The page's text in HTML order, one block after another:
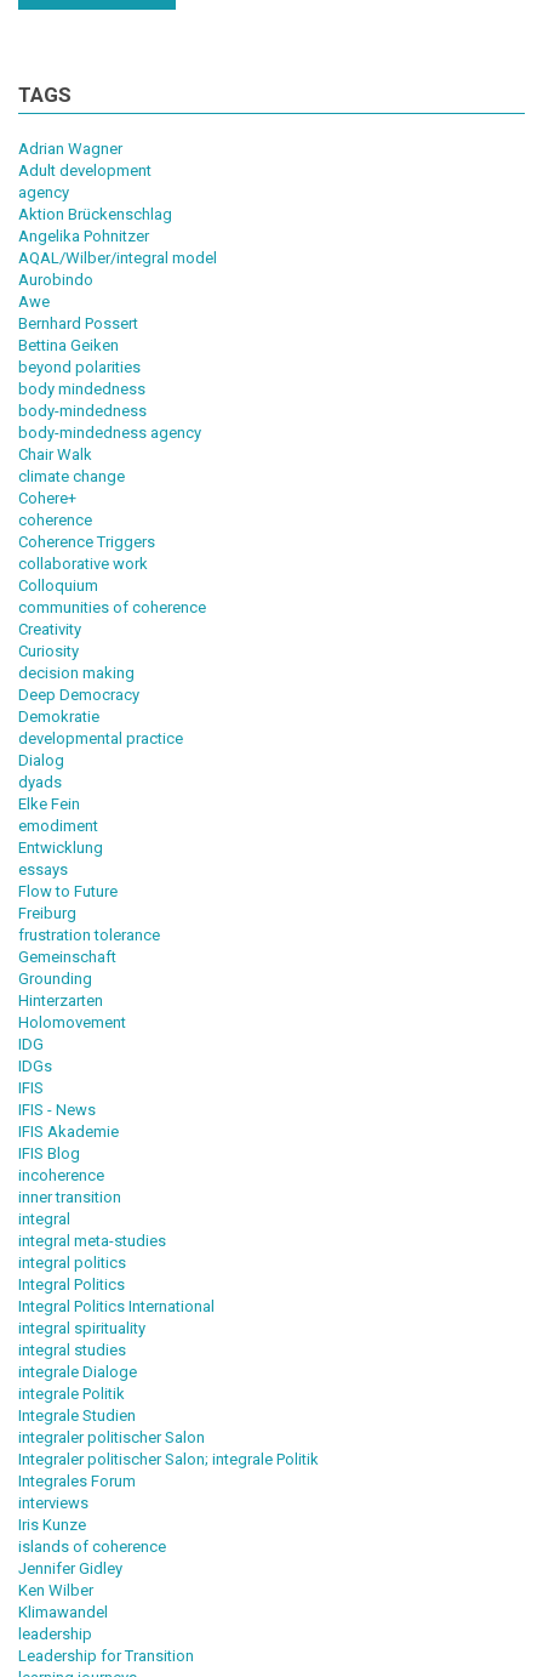
TAGS
Adrian Wagner
Adult development
agency
Aktion Brückenschlag
Angelika Pohnitzer
AQAL/Wilber/integral model
Aurobindo
Awe
Bernhard Possert
Bettina Geiken
beyond polarities
body mindedness
body-mindedness
body-mindedness agency
Chair Walk
climate change
Cohere+
coherence
Coherence Triggers
collaborative work
Colloquium
communities of coherence
Creativity
Curiosity
decision making
Deep Democracy
Demokratie
developmental practice
Dialog
dyads
Elke Fein
emodiment
Entwicklung
essays
Flow to Future
Freiburg
frustration tolerance
Gemeinschaft
Grounding
Hinterzarten
Holomovement
IDG
IDGs
IFIS
IFIS - News
IFIS Akademie
IFIS Blog
incoherence
inner transition
integral
integral meta-studies
integral politics
Integral Politics
Integral Politics International
integral spirituality
integral studies
integrale Dialoge
integrale Politik
Integrale Studien
integraler politischer Salon
Integraler politischer Salon; integrale Politik
Integrales Forum
interviews
Iris Kunze
islands of coherence
Jennifer Gidley
Ken Wilber
Klimawandel
leadership
Leadership for Transition